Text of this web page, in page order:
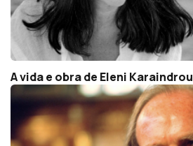
A vida e obra de Eleni Karaindrou